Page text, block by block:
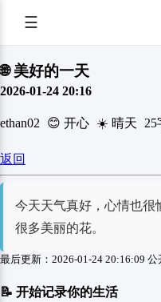
☰
🌐 美好的一天
2026-01-24 20:16
ethan02 😊 开心 ☀️ 晴天 25
返回
今天天气真好，心情也很
很多美丽的花。
最后更新：2026-01-24 20:16:09 公
📝 开始记录你的生活